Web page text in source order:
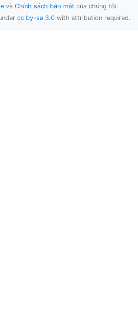
và Chính sách bảo mật của chúng tôi.
cc by-sa 3.0 with attribution required.